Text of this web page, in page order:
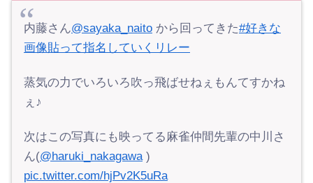
内藤さん@sayaka_naito から回ってきた#好きな
画像貼って指名していくリレー
蒸気の力でいろいろ吹っ飛ばせねぇもんてすかね
ぇ♪
次はこの写真にも映ってる麻雀仲間先輩の中川さ
ん(@haruki_nakagawa)
pic.twitter.com/hjPv2K5uRa